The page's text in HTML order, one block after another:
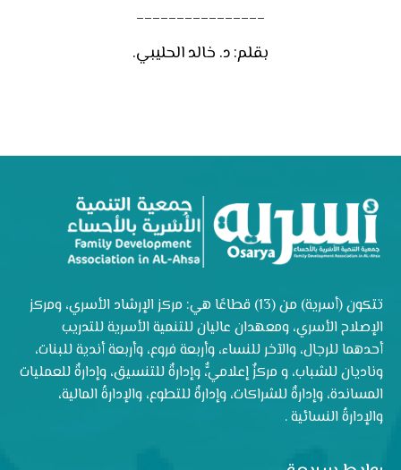
________________
بقلم: د. خالد الحليبي.
تتكون (أسرية) من (13) قطاعًا هي: مركز الإرشاد الأسري، ومركز
الإصلاح الأسري، ومعهدان عاليان للتنمية الأسرية للتدريب
أحدهما للرجال، والآخر للنساء، وأربعة فروع، وأربعة أندية للبنات،
وناديان للشباب، و مركزٌ إعلاميٌّ، وإدارةٌ للتنسيق، وإدارةٌ للعمليات
المساندة، وإدارةٌ للشراكات، وإدارةٌ للتطوع، والإدارةُ المالية،
والإدارةُ النسائية .